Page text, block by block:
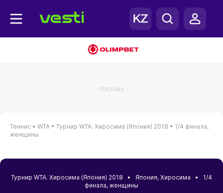
РЕКЛАМА
Теннис • WTA • Турнир WTA. Хиросима (Япония) 2018 • 1/4 финала,
женщины
Турнир WTA. Хиросима (Япония) 2018 • Япония, Хиросима • 1/4
финала, женщины